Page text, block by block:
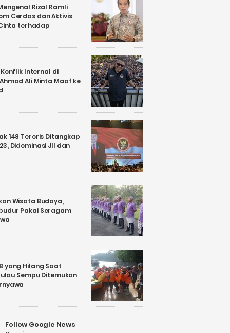
Rizal Ramli
Cerdas dan Aktivis
terhadap
Internal di
Ali Minta Maaf ke
148 Teroris Ditangkap
Didominasi JII dan
Wisata Budaya,
Pakai Seragam
yang Hilang Saat
Sempu Ditemukan
Follow Google News